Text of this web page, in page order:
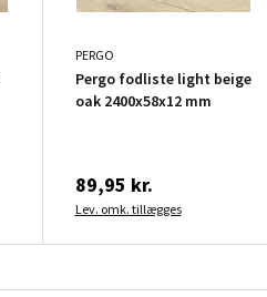
PERGO
Pergo fodliste light beige
oak 2400x58x12 mm
89,95 kr.
Lev. omk. tillægges